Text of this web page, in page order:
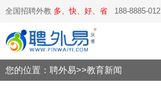
全国招聘外教 多、快、好、省188-8885-
您的位置： 聘外易>>教育新闻